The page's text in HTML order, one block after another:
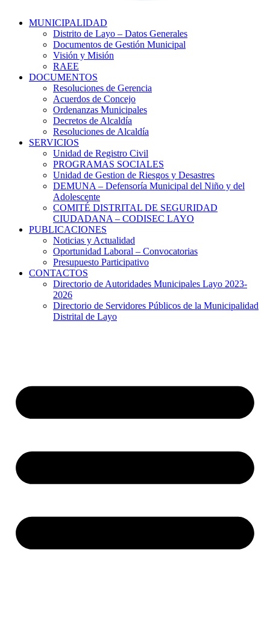
MUNICIPALIDAD
Distrito de Layo – Datos Generales
Documentos de Gestión Municipal
Visión y Misión
RAEE
DOCUMENTOS
Resoluciones de Gerencia
Acuerdos de Concejo
Ordenanzas Municipales
Decretos de Alcaldía
Resoluciones de Alcaldía
SERVICIOS
Unidad de Registro Civil
PROGRAMAS SOCIALES
Unidad de Gestion de Riesgos y Desastres
DEMUNA – Defensoría Municipal del Niño y del
Adolescente
COMITÉ DISTRITAL DE SEGURIDAD
CIUDADANA – CODISEC LAYO
PUBLICACIONES
Noticias y Actualidad
Oportunidad Laboral – Convocatorias
Presupuesto Participativo
CONTACTOS
Directorio de Autoridades Municipales Layo 2023-
2026
Directorio de Servidores Públicos de la Municipalidad
Distrital de Layo